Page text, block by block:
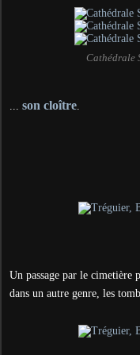
Cathédrale
... son cloître.
Un passage par le cimetière
dans un autre genre, les